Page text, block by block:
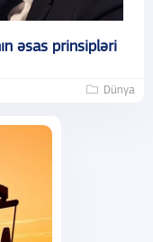
əsas prinsipləri
Dünya